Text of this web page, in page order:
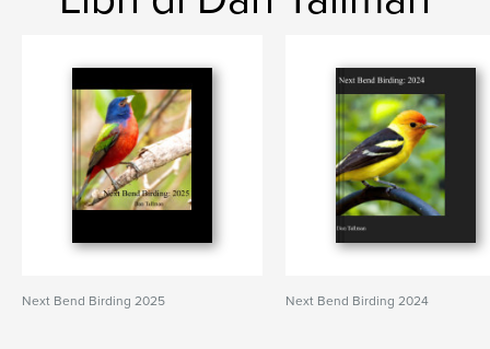
Next Bend Birding 2025 Next Bend Birding 2024